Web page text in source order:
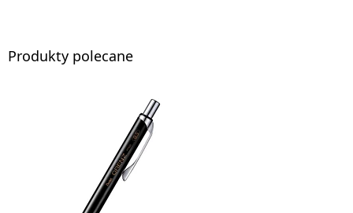
Produkty polecane